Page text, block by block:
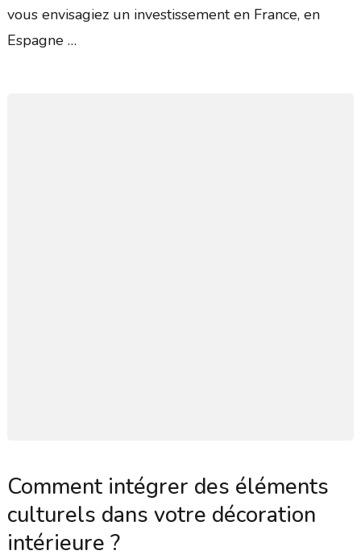
vous envisagiez un investissement en France, en
Espagne …
Comment intégrer des éléments
culturels dans votre décoration
intérieure ?